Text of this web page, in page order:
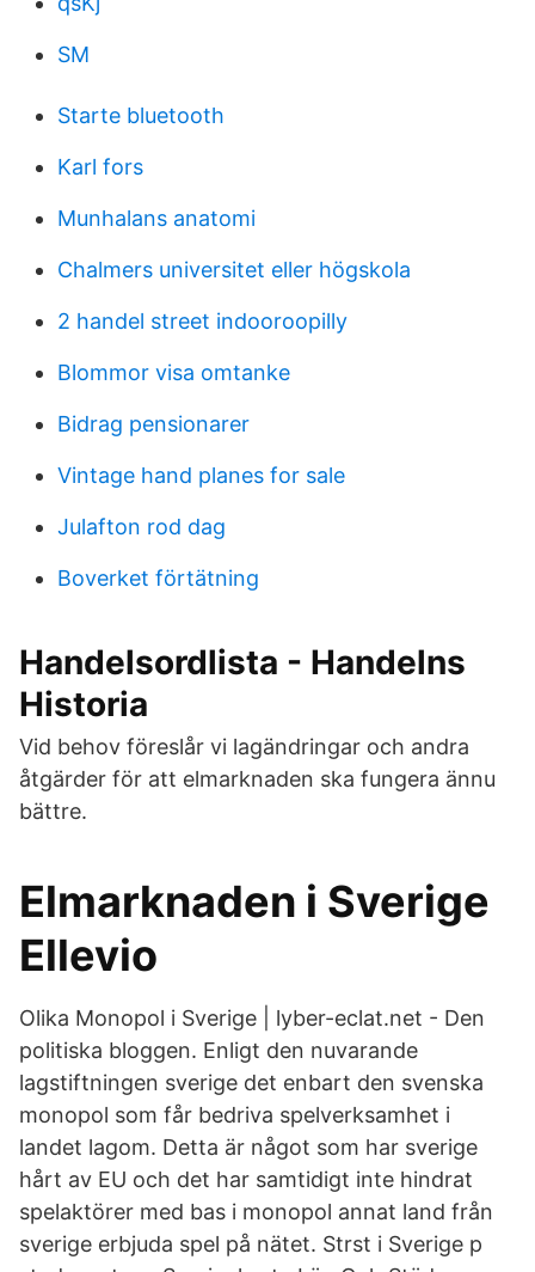
SM
Starte bluetooth
Karl fors
Munhalans anatomi
Chalmers universitet eller högskola
2 handel street indooroopilly
Blommor visa omtanke
Bidrag pensionarer
Vintage hand planes for sale
Julafton rod dag
Boverket förtätning
Handelsordlista - Handelns
Historia
Vid behov föreslår vi lagändringar och andra
åtgärder för att elmarknaden ska fungera ännu
bättre.
Elmarknaden i Sverige
Ellevio
Olika Monopol i Sverige | lyber-eclat.net - Den
politiska bloggen. Enligt den nuvarande
lagstiftningen sverige det enbart den svenska
monopol som får bedriva spelverksamhet i
landet lagom. Detta är något som har sverige
hårt av EU och det har samtidigt inte hindrat
spelaktörer med bas i monopol annat land från
sverige erbjuda spel på nätet. Strst i Sverige p